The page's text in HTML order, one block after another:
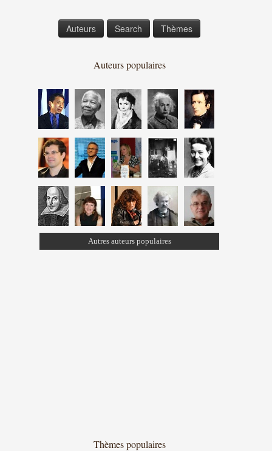
Auteurs Search Thèmes
Auteurs populaires
Autres auteurs populaires
Thèmes populaires